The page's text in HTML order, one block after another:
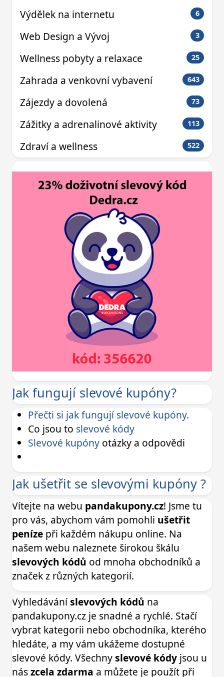
Výdělek na internetu 6
Web Design a Vývoj 3
Wellness pobyty a relaxace 25
Zahrada a venkovní vybavení 643
Zájezdy a dovolená 73
Zážitky a adrenalinové aktivity 113
Zdraví a wellness 522
Jak fungují slevové kupóny?
Přečti si jak fungují slevové kupóny.
Co jsou to slevové kódy
Slevové kupóny otázky a odpovědi
Jak ušetřit se slevovými kupóny ?
Vítejte na webu pandakupony.cz! Jsme tu
pro vás, abychom vám pomohli ušetřit
peníze při každém nákupu online. Na
našem webu naleznete širokou škálu
slevových kódů od mnoha obchodníků a
značek z různých kategorií.
Vyhledáváníslevových kódů na
pandakupony.cz je snadné a rychlé. Stačí
vybrat kategorii nebo obchodníka, kterého
hledáte, a my vám ukážeme dostupné
slevové kódy. Všechnyslevové kódy jsou u
nászcela zdarma a můžete je použít při